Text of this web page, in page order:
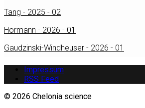
Tang - 2025 - 02
Hörmann - 2026 - 01
Gaudzinski-Windheuser - 2026 - 01
Impressum
RSS Feed
© 2026 Chelonia science